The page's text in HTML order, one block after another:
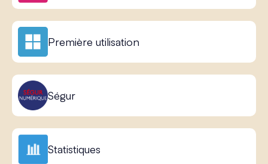
Première utilisation
Ségur
Statistiques